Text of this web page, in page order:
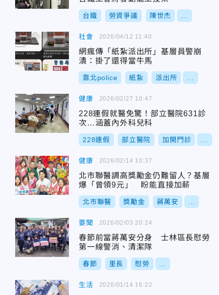
台鐵 勞資爭議 陳世杰
社會
網瘋傳「紙紮派出所」基層員警崩
潰：掛了還得當牛馬
靠北police 紙紮 派出所
2026/04/12 11:40
健康
228連假就醫免驚！部立醫院631診
次…涵蓋內外科兒科
228連假 部立醫院 加開門診
2026/02/27 10:47
健康
北市聯醫調高獎勵金仍難留人？基層
爆「曾領9元」 盼能直接加薪
北市聯醫 獎勵金 蔣萬安
2026/02/14 10:37
要聞
春節前當蔣萬安分身 士林區長慰勞
第一線警消、清潔隊
春節 里長 慰勞
2026/02/03 20:24
生活 2026/01/14 16:22